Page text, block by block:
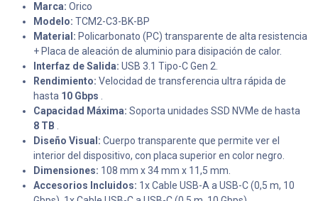
Marca: Orico
Modelo: TCM2-C3-BK-BP
Material: Policarbonato (PC) transparente de alta resistencia
+ Placa de aleación de aluminio para disipación de calor.
Interfaz de Salida: USB 3.1 Tipo-C Gen 2.
Rendimiento: Velocidad de transferencia ultra rápida de
hasta 10 Gbps
Capacidad Máxima: Soporta unidades SSD NVMe de hasta
8 TB
Diseño Visual: Cuerpo transparente que permite ver el
interior del dispositivo, con placa superior en color negro.
Dimensiones: 108 mm x 34 mm x 11,5 mm.
Accesorios Incluidos: 1x Cable USB-A a USB-C (0,5 m, 10